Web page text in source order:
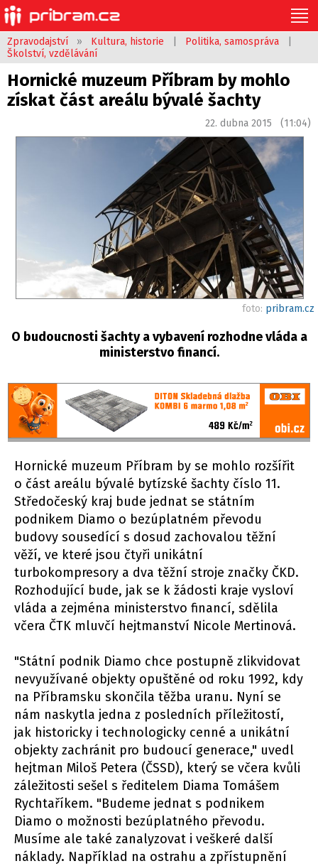
Zpravodajství » Kultura, historie Politika, samospráva
Školství, vzdělávání
Hornické muzeum Příbram by mohlo
získat část areálu bývalé šachty
22. dubna 2015 (11:04)
foto: pribram.cz
O budoucnosti šachty a vybavení rozhodne vláda a
ministerstvo financí.
Hornické muzeum Příbram by se mohlo rozšířit
o část areálu bývalé bytízské šachty číslo 11.
Středočeský kraj bude jednat se státním
podnikem Diamo o bezúplatném převodu
budovy sousedící s dosud zachovalou těžní
věží, ve které jsou čtyři unikátní
turbokompresory a dva těžní stroje značky ČKD.
Rozhodující bude, jak se k žádosti kraje vysloví
vláda a zejména ministerstvo financí, sdělila
včera ČTK mluvčí hejtmanství Nicole Mertinová.
"Státní podnik Diamo chce postupně zlikvidovat
nevyužívané objekty opuštěné od roku 1992, kdy
na Příbramsku skončila těžba uranu. Nyní se
nám naskytla jedna z posledních příležitostí,
jak historicky i technologicky cenné a unikátní
objekty zachránit pro budoucí generace," uvedl
hejtman Miloš Petera (ČSSD), který se včera kvůli
záležitosti sešel s ředitelem Diama Tomášem
Rychtaříkem. "Budeme jednat s podnikem
Diamo o možnosti bezúplatného převodu.
Musíme ale také zanalyzovat i veškeré další
náklady. Například na ostrahu a zpřístupnění